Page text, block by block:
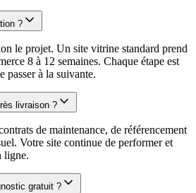
?
le projet. Un site vitrine standard prend
8 à 12 semaines. Chaque étape est
passer à la suivante.
livraison ?
de maintenance, de référencement
Votre site continue de performer et
ligne.
gratuit ?